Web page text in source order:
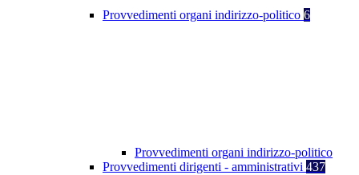
Provvedimenti organi indirizzo-politico 6
Provvedimenti organi indirizzo-politico
Provvedimenti dirigenti - amministrativi 437